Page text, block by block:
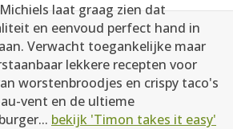
laat graag zien dat
en eenvoud perfect hand in
Verwacht toegankelijke maar
lekkere recepten voor
worstenbroodjes en crispy taco's
vent en de ultieme
bekijk 'Timon takes it easy'